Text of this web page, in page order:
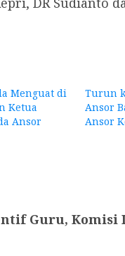
Menguat di
Ketua
Ansor
Turun
Ansor
Ansor
Guru, Komisi